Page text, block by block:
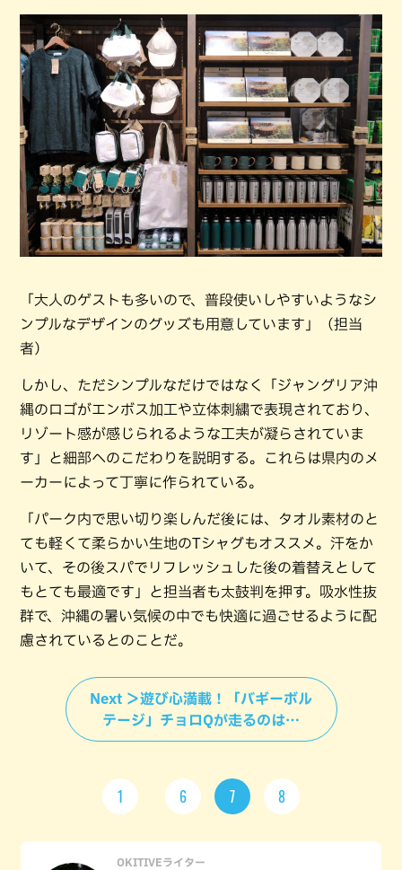
「大人のゲストも多いので、普段使いしやすいようなシ
ンプルなデザインのグッズも用意しています」（担当
者）
しかし、ただシンプルなだけではなく「ジャングリア沖
縄のロゴがエンボス加工や立体刺繍で表現されており、
リゾート感が感じられるような工夫が凝らされていま
す」と細部へのこだわりを説明する。これらは県内のメ
ーカーによって丁寧に作られている。
「パーク内で思い切り楽しんだ後には、タオル素材のと
ても軽くて柔らかい生地のTシャグもオススメ。汗をか
いて、その後スパでリフレッシュした後の着替えとして
もとても最適です」と担当者も太鼓判を押す。吸水性抜
群で、沖縄の暑い気候の中でも快適に過ごせるように配
慮されているとのことだ。
Next ＞遊び心満載！「バギーボル
テージ」チョロQが走るのは…
1 6 7 8
OKITIVEライター